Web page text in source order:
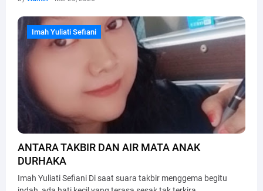
Imah Yuliati Sefiani
Imah Yuliati Sefiani
ANTARA TAKBIR DAN AIR MATA ANAK
DURHAKA
Imah Yuliati Sefiani Di saat suara takbir menggema begitu